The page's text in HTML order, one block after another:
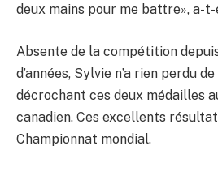
deux mains pour me battre», a-
Absente de la compétition
d’années, Sylvie n’a rien perdu
décrochant ces deux médailles
canadien. Ces excellents
Championnat mondial.